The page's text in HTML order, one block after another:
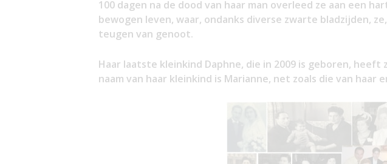
100 dagen na de dood van haar man overleed ze aan een
bewogen leven, waar, ondanks diverse zwarte bladzijden,
teugen van genoot.
Haar laatste kleinkind Daphne, die in 2009 is geboren,
naam van haar kleinkind is Marianne, net zoals die van haar